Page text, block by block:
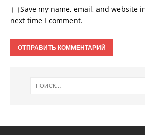
Save my name, email, and website
next time I comment.